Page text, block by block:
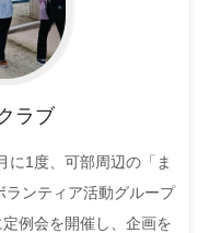
ラブ
に1度、可部周辺の「ま
ランティア活動グループ
例会を開催し、企画を